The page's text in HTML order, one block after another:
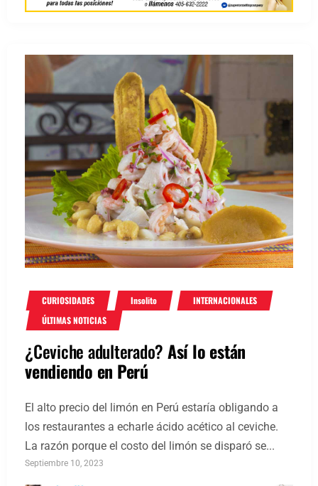
CURIOSIDADES Insolito
INTERNACIONALES
ÚLTIMAS NOTICIAS
¿Ceviche adulterado?Así lo están
vendiendo en Perú
El alto precio del limón en Perú estaría obligando a
los restaurantes a echarle ácido acético al ceviche.
La razón porque el costo del limón se disparó se...
Septiembre 10, 2023